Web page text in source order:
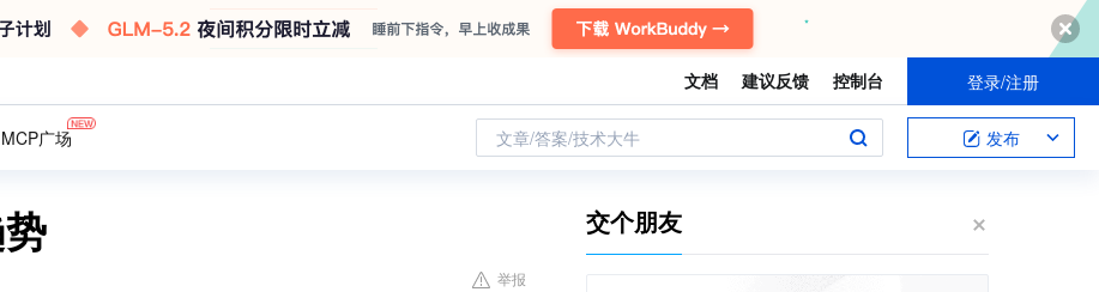
文档 建议反馈 控制台 登录/注册
MCP广场 文章/答案/技术大牛 发布
举报
交个朋友